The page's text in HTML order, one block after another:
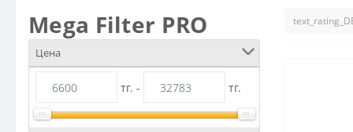
Mega Filter PRO
Цена
тг. - тг.